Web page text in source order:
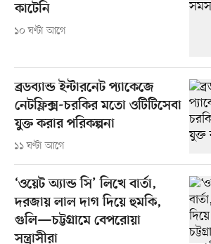
কাটেনি
১০ ঘণ্টা আগে
ব্রডব্যান্ড ইন্টারনেট প্যাকেজে
নেটফ্লিক্স-চরকির মতো ওটিটিসেবা
যুক্ত করার পরিকল্পনা
১১ ঘণ্টা আগে
‘ওয়েট অ্যান্ড সি’ লিখে বার্তা,
দরজায় লাল দাগ দিয়ে হুমকি,
গুলি—চট্টগ্রামে বেপরোয়া
সন্ত্রাসীরা